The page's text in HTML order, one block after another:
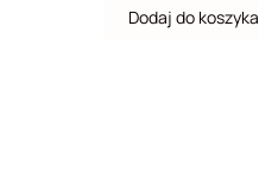
wynosiła:
Dodaj do koszyka